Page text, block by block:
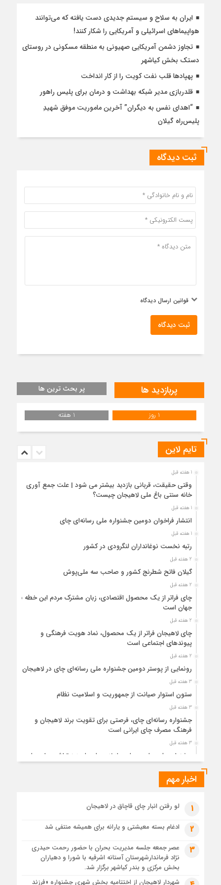
ایران به سلاح و سیستم جدیدی دست یافته که می‌توانند
هواپیماهای اسرائیلی و آمریکایی را شکار کنند!
تجاوز دشمن آمریکایی صهیونی به منطقه مسکونی در روستای
دستک بخش کیاشهر
پهپادها قلب نفت کویت را از کار انداخت
قلدربازی مدیر شبکه بهداشت و درمان برای پلیس راهور
“اهدای نفس به دیگران” آخرین ماموریت موفق شهیدِ
پلیس‌راه گیلان
ثبت دیدگاه
قوانین ارسال دیدگاه
ثبت دیدگاه
پربازدید ها پر بحث ترین ها
1 روز 1 هفته
تایم لاین
1 هفته قبل
وقتی حقیقت، قربانی بازدید بیشتر می شود | علت جمع آوری
خانه سنتی باغ ملی لاهیجان چیست؟
1 هفته قبل
انتشار فراخوان دومین جشنواره ملی رسانه‌ای چای
1 هفته قبل
رتبه نخست نوغانداران لنگرودی در کشور
2 هفته قبل
گیلان فاتح شطرنج کشور و صاحب سه ملی‌پوش
2 هفته قبل
چای فراتر از یک محصول اقتصادی، زبان مشترک مردم این خطه با
جهان است
2 هفته قبل
چای لاهیجان فراتر از یک محصول، نماد هویت فرهنگی و
پیوندهای اجتماعی است
2 هفته قبل
رونمایی از پوستر دومین جشنواره ملی رسانه‌ای چای در لاهیجان
3 هفته قبل
ستون استوار صیانت از جمهوریت و اسلامیت نظام
3 هفته قبل
جشنواره رسانه‌ای چای، فرصتی برای تقویت برند لاهیجان و
فرهنگ مصرف چای ایرانی است
3 هفته قبل
جشنواره ملی چای، حمایت از لاهیجان یا هزینه‌تراشی برای چای
4 هفته قبل
4 هفته قبل
رئوف
تصاویر هوایی مراسم تشییع پیکر مطهر آقای شهید ایران – مشهد
مراسم تشییع پیکر مطهر آقای شهید ایران – مشهد
اخبار مهم
1 لو رفتن انبار چای قاچاق در لاهیجان
2 ادغام بسته معیشتی و یارانه برای همیشه منتفی شد
3
عصر جمعه جلسه مدیریت بحران با حضور رحمت حیدری
نژاد فرماندارشهرستان آستانه اشرفیه با شورا و دهیاران
بخش مرکزی و بندر کیاشهر برگزار شد.
شهردار لاهیجان از اختتامیه بخش شهری جشنواره «فرزند